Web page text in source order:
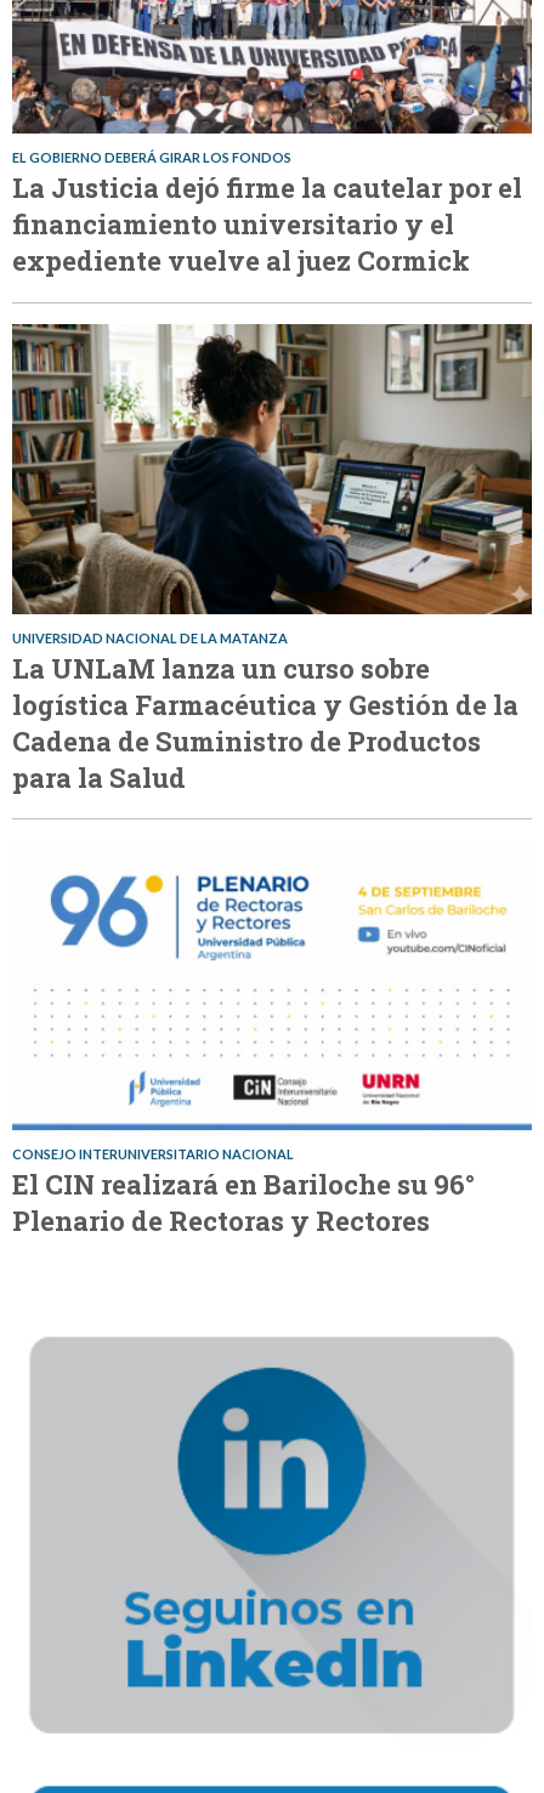
EL GOBIERNO DEBERÁ GIRAR LOS FONDOS
La Justicia dejó firme la cautelar por el
financiamiento universitario y el
expediente vuelve al juez Cormick
UNIVERSIDAD NACIONAL DE LA MATANZA
La UNLaM lanza un curso sobre
logística Farmacéutica y Gestión de la
Cadena de Suministro de Productos
para la Salud
CONSEJO INTERUNIVERSITARIO NACIONAL
El CIN realizará en Bariloche su 96°
Plenario de Rectoras y Rectores